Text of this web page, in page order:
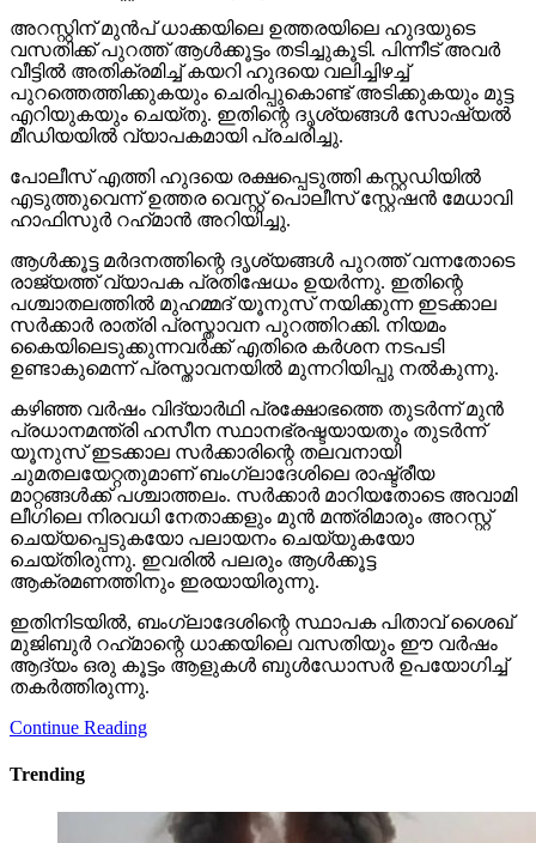
അറസ്റ്റിന് മുന്‍പ് ധാക്കയിലെ ഉത്തരയിലെ ഹുദയുടെ
വസതിക്ക് പുറത്ത് ആള്‍ക്കൂട്ടം തടിച്ചുകൂടി. പിന്നീട് അവര്‍
വീട്ടില്‍ അതിക്രമിച്ച് കയറി ഹുദയെ വലിച്ചിഴച്ച്
പുറത്തെത്തിക്കുകയും ചെരിപ്പുകൊണ്ട് അടിക്കുകയും മുട്ട
എറിയുകയും ചെയ്തു. ഇതിന്റെ ദൃശ്യങ്ങള്‍ സോഷ്യല്‍
മീഡിയയില്‍ വ്യാപകമായി പ്രചരിച്ചു.
പോലീസ് എത്തി ഹുദയെ രക്ഷപ്പെടുത്തി കസ്റ്റഡിയില്‍
എടുത്തുവെന്ന് ഉത്തര വെസ്റ്റ് പൊലീസ് സ്റ്റേഷന്‍ മേധാവി
ഹാഫിസുര്‍ റഹ്‌മാന്‍ അറിയിച്ചു.
ആള്‍ക്കൂട്ട മര്‍ദനത്തിന്റെ ദൃശ്യങ്ങള്‍ പുറത്ത് വന്നതോടെ
രാജ്യത്ത് വ്യാപക പ്രതിഷേധം ഉയര്‍ന്നു. ഇതിന്റെ
പശ്ചാതലത്തില്‍ മുഹമ്മദ് യൂനുസ് നയിക്കുന്ന ഇടക്കാല
സര്‍ക്കാര്‍ രാത്രി പ്രസ്താവന പുറത്തിറക്കി. നിയമം
കൈയിലെടുക്കുന്നവര്‍ക്ക് എതിരെ കര്‍ശന നടപടി
ഉണ്ടാകുമെന്ന് പ്രസ്താവനയില്‍ മുന്നറിയിപ്പു നല്‍കുന്നു.
കഴിഞ്ഞ വര്‍ഷം വിദ്യാര്‍ഥി പ്രക്ഷോഭത്തെ തുടര്‍ന്ന് മുന്‍
പ്രധാനമന്ത്രി ഹസീന സ്ഥാനഭ്രഷ്ടയായതും തുടര്‍ന്ന്
യൂനുസ് ഇടക്കാല സര്‍ക്കാരിന്റെ തലവനായി
ചുമതലയേറ്റതുമാണ് ബംഗ്ലാദേശിലെ രാഷ്ട്രീയ
മാറ്റങ്ങള്‍ക്ക് പശ്ചാത്തലം. സര്‍ക്കാര്‍ മാറിയതോടെ അവാമി
ലീഗിലെ നിരവധി നേതാക്കളും മുന്‍ മന്ത്രിമാരും അറസ്റ്റ്
ചെയ്യപ്പെടുകയോ പലായനം ചെയ്യുകയോ
ചെയ്തിരുന്നു. ഇവരില്‍ പലരും ആള്‍ക്കൂട്ട
ആക്രമണത്തിനും ഇരയായിരുന്നു.
ഇതിനിടയില്‍, ബംഗ്ലാദേശിന്റെ സ്ഥാപക പിതാവ് ശൈഖ്
മുജിബുര്‍ റഹ്‌മാന്റെ ധാക്കയിലെ വസതിയും ഈ വര്‍ഷം
ആദ്യം ഒരു കൂട്ടം ആളുകള്‍ ബുള്‍ഡോസര്‍ ഉപയോഗിച്ച്
തകര്‍ത്തിരുന്നു.
Continue Reading
Trending